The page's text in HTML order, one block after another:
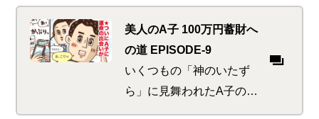
ていると、先日帰ってきた
実家の光景や家族との思い
出が…干し芋・濃い血・ひ
いじいちゃん…
美人のA子 100万円蓄財へ
の道 EPISODE-9
いくつもの「神のいたず
ら」に見舞われたA子の
夏。先輩美人S子や自分の